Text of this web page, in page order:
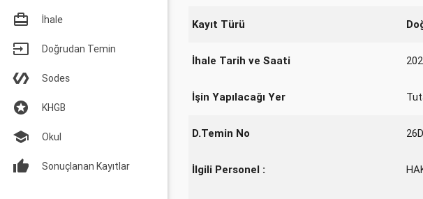
İhale
Doğrudan Temin
Sodes
KHGB
Okul
Sonuçlanan Kayıtlar
Kayıt Türü
İhale Tarih ve Saati
İşin Yapılacağı Yer
D.Temin No
İlgili Personel :